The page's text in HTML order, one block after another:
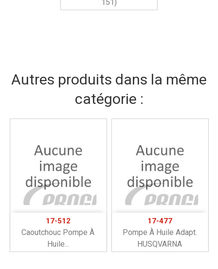
151)
Autres produits dans la même
catégorie :
17-512
Caoutchouc Pompe À
Huile...
17-477
Pompe À Huile Adapt.
HUSQVARNA